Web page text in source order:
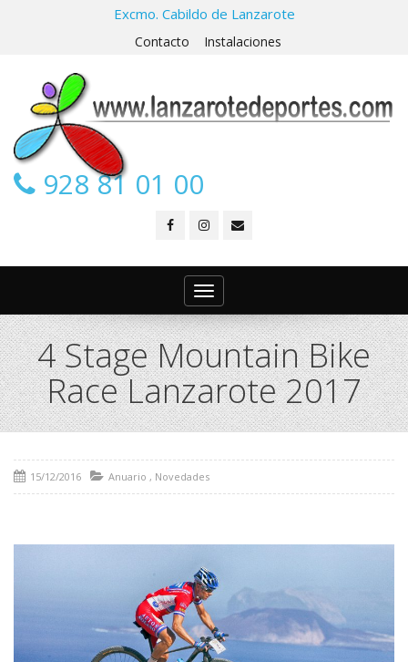
Excmo. Cabildo de Lanzarote
Contacto Instalaciones
928 81 01 00
Toggle
navigation
4 Stage Mountain Bike
Race Lanzarote 2017
15/12/2016 Anuario , Novedades